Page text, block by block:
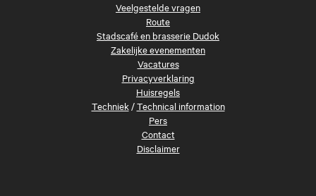
Veelgestelde vragen
Route
Stadscafé en brasserie Dudok
Zakelijke evenementen
Vacatures
Privacyverklaring
Huisregels
Techniek/Technical information
Pers
Contact
Disclaimer